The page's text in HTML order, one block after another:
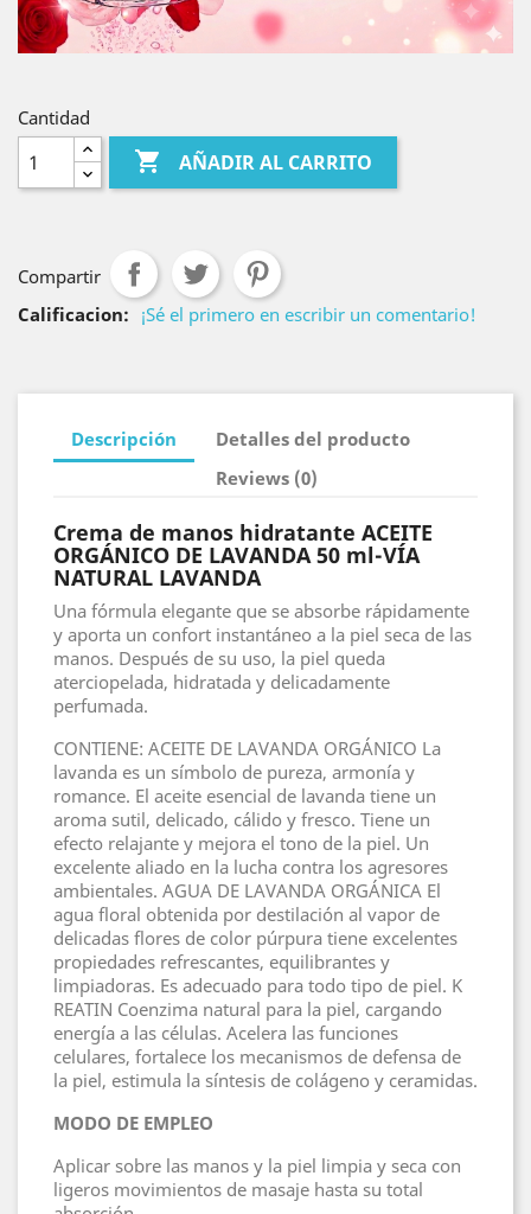
Cantidad
 AÑADIR AL CARRITO
Compartir
Calificacion: ¡Sé el primero en escribir un comentario!
Descripción
Detalles del producto
Reviews (0)
Crema de manos hidratante ACEITE
ORGÁNICO DE LAVANDA 50 ml-VÍA
NATURAL LAVANDA
Una fórmula elegante que se absorbe rápidamente
y aporta un confort instantáneo a la piel seca de las
manos. Después de su uso, la piel queda
aterciopelada, hidratada y delicadamente
perfumada.
CONTIENE: ACEITE DE LAVANDA ORGÁNICO La
lavanda es un símbolo de pureza, armonía y
romance. El aceite esencial de lavanda tiene un
aroma sutil, delicado, cálido y fresco. Tiene un
efecto relajante y mejora el tono de la piel. Un
excelente aliado en la lucha contra los agresores
ambientales. AGUA DE LAVANDA ORGÁNICA El
agua floral obtenida por destilación al vapor de
delicadas flores de color púrpura tiene excelentes
propiedades refrescantes, equilibrantes y
limpiadoras. Es adecuado para todo tipo de piel. K
REATIN Coenzima natural para la piel, cargando
energía a las células. Acelera las funciones
celulares, fortalece los mecanismos de defensa de
la piel, estimula la síntesis de colágeno y ceramidas.
MODO DE EMPLEO
Aplicar sobre las manos y la piel limpia y seca con
ligeros movimientos de masaje hasta su total